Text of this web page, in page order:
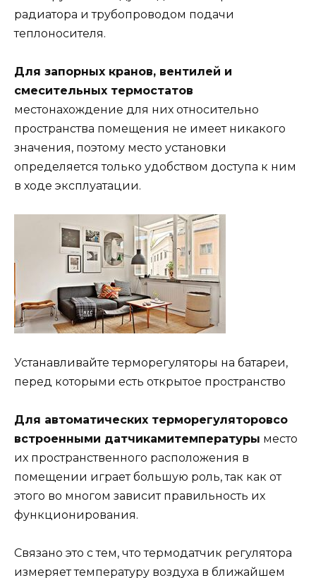
радиатора и трубопроводом подачи
теплоносителя.
Для запорных кранов, вентилей и
смесительных термостатов
местонахождение для них относительно
пространства помещения не имеет никакого
значения, поэтому место установки
определяется только удобством доступа к ним
в ходе эксплуатации.
Устанавливайте терморегуляторы на батареи,
перед которыми есть открытое пространство
Для автоматических терморегуляторовсо
встроенными датчикамитемпературы место
их пространственного расположения в
помещении играет большую роль, так как от
этого во многом зависит правильность их
функционирования.
Связано это с тем, что термодатчик регулятора
измеряет температуру воздуха в ближайшем